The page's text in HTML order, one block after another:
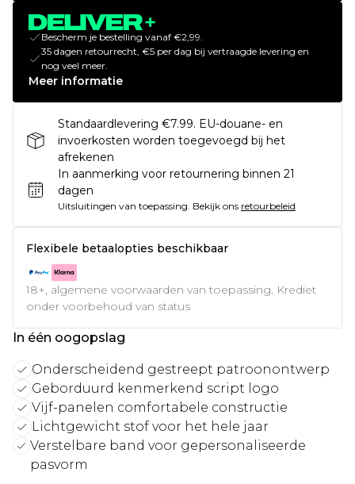
Bescherm je bestelling vanaf €2,99.
35 dagen retourrecht, €5 per dag bij vertraagde levering en
nog veel meer.
Meer informatie
Standaardlevering €7.99. EU-douane- en
invoerkosten worden toegevoegd bij het
afrekenen
In aanmerking voor retournering binnen 21
dagen
Uitsluitingen van toepassing. Bekijk ons retourbeleid
Flexibele betaalopties beschikbaar
18+, algemene voorwaarden van toepassing. Krediet
onder voorbehoud van status
In één oogopslag
Onderscheidend gestreept patroonontwerp
Geborduurd kenmerkend script logo
Vijf-panelen comfortabele constructie
Lichtgewicht stof voor het hele jaar
Verstelbare band voor gepersonaliseerde
pasvorm